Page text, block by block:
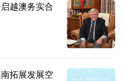
越澳务实合
拓展发展空